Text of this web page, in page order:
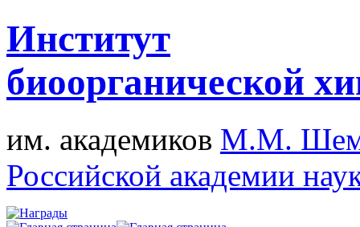
Институт
биоорганической
им. академиков М.М.
Российской академии